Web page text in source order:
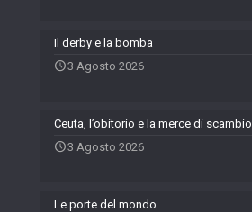
Il derby e la bomba
3 Agosto 2026
Ceuta, l’obitorio e la merce di scambio
3 Agosto 2026
Le porte del mondo